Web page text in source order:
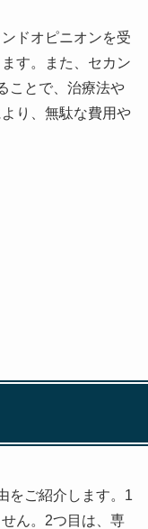
ドオピニオンを受
す。また、セカン
ことで、治療法や
り、無駄な費用や
をご紹介します。1
ん。2つ目は、専